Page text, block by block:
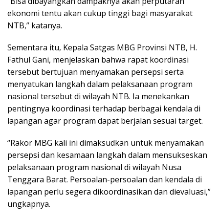
ekonomi tentu akan cukup tinggi bagi masyarakat
NTB,” katanya.
Sementara itu, Kepala Satgas MBG Provinsi NTB, H.
Fathul Gani, menjelaskan bahwa rapat koordinasi
tersebut bertujuan menyamakan persepsi serta
menyatukan langkah dalam pelaksanaan program
nasional tersebut di wilayah NTB. Ia menekankan
pentingnya koordinasi terhadap berbagai kendala di
lapangan agar program dapat berjalan sesuai target.
“Rakor MBG kali ini dimaksudkan untuk menyamakan
persepsi dan kesamaan langkah dalam mensukseskan
pelaksanaan program nasional di wilayah Nusa
Tenggara Barat. Persoalan-persoalan dan kendala di
lapangan perlu segera dikoordinasikan dan dievaluasi,”
ungkapnya.